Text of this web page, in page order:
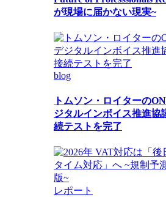
が現場に届かない現実~
blog
トムソン・ロイターの
ジタルインボイス推進協
続テストを完了
レポート